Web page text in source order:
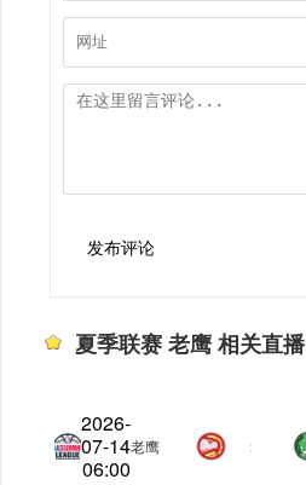
发布评论
夏季联赛 老鹰 相关直播
2026-
07-14
06:00
夏季联赛
老鹰 :